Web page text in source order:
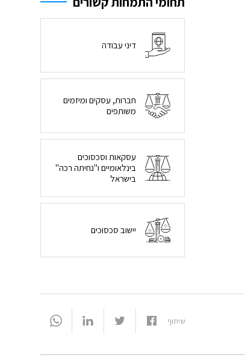
דיני עבודה
חברות, עסקים ומיזמים
משותפים
עסקאות וסכסוכים
בינלאומיים ו"נחיתה רכה"
בישראל
יישוב סכסוכים
שיתוף